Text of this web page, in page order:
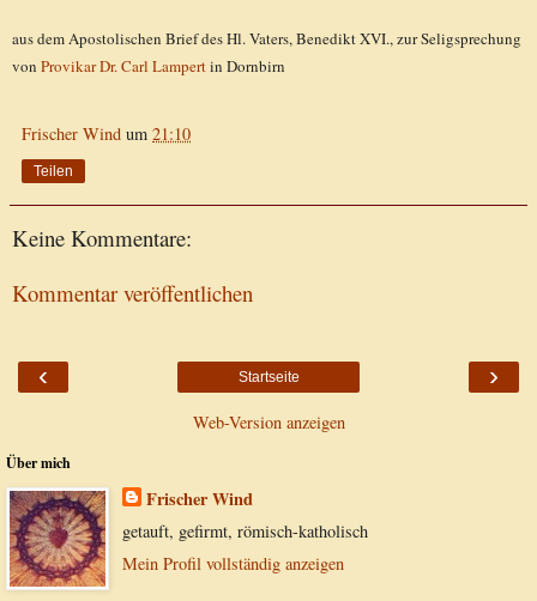
aus dem Apostolischen Brief des Hl. Vaters, Benedikt XVI., zur Seligsprechung
von Provikar Dr. Carl Lampertin Dornbirn
Frischer Wind um 21:10
Teilen
Keine Kommentare:
Kommentar veröffentlichen
‹ ›
Startseite
Web-Version anzeigen
Über mich
Frischer Wind
getauft, gefirmt, römisch-katholisch
Mein Profil vollständig anzeigen